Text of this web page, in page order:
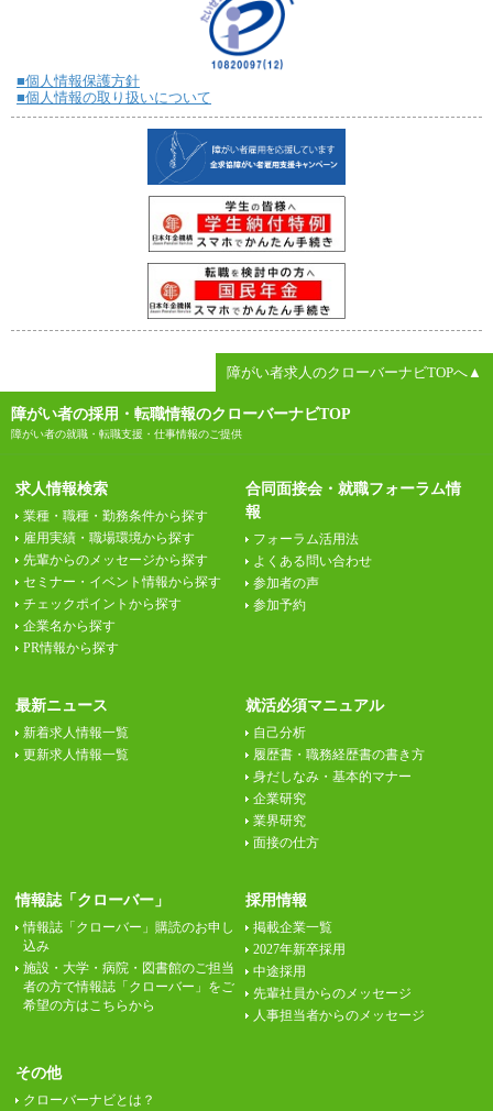
■個人情報保護方針
■個人情報の取り扱いについて
障がい者求人のクローバーナビTOPへ▲
障がい者の採用・転職情報のクローバーナビTOP
障がい者の就職・転職支援・仕事情報のご提供
求人情報検索
業種・職種・勤務条件から探す
雇用実績・職場環境から探す
先輩からのメッセージから探す
セミナー・イベント情報から探す
チェックポイントから探す
企業名から探す
PR情報から探す
合同面接会・就職フォーラム情
報
フォーラム活用法
よくある問い合わせ
参加者の声
参加予約
最新ニュース
新着求人情報一覧
更新求人情報一覧
就活必須マニュアル
自己分析
履歴書・職務経歴書の書き方
身だしなみ・基本的マナー
企業研究
業界研究
面接の仕方
情報誌「クローバー」
情報誌「クローバー」購読のお申し
込み
施設・大学・病院・図書館のご担当
者の方で情報誌「クローバー」をご
希望の方はこちらから
採用情報
掲載企業一覧
2027年新卒採用
中途採用
先輩社員からのメッセージ
人事担当者からのメッセージ
その他
クローバーナビとは？